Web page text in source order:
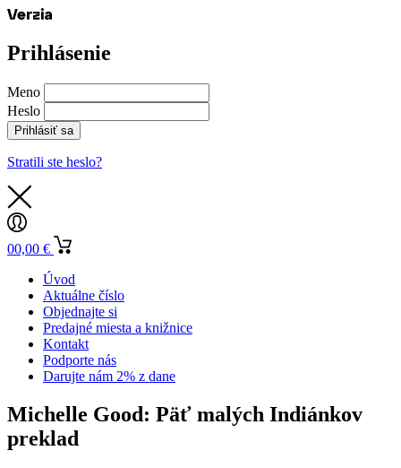
Prihlásenie
Meno
Heslo
Prihlásiť sa
Stratili ste heslo?
00,00 €
Úvod
Aktuálne číslo
Objednajte si
Predajné miesta a knižnice
Kontakt
Podporte nás
Darujte nám 2% z dane
Michelle Good: Päť malých Indiánkov
preklad